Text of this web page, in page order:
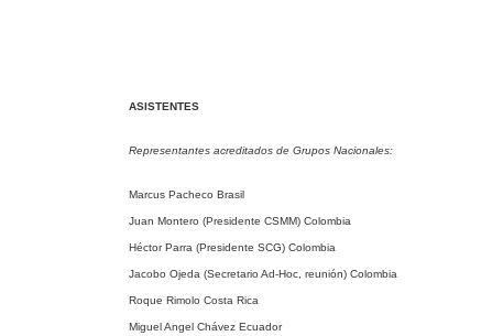
ASISTENTES
Representantes acreditados de Grupos Nacionales:
Marcus Pacheco Brasil
Juan Montero (Presidente CSMM) Colombia
Héctor Parra (Presidente SCG) Colombia
Jacobo Ojeda (Secretario Ad-Hoc, reunión) Colombia
Roque Rimolo Costa Rica
Miguel Angel Chávez Ecuador